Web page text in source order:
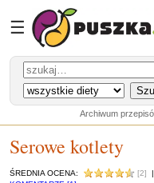
☰
Archiwum
Serowe kotlety
ŚREDNIA OCENA: [2]
|